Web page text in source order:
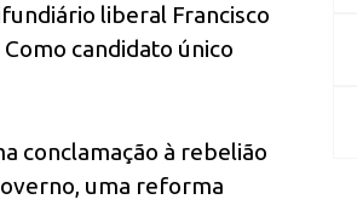
liberal Francisco
candidato único
conclamação à rebelião
uma reforma